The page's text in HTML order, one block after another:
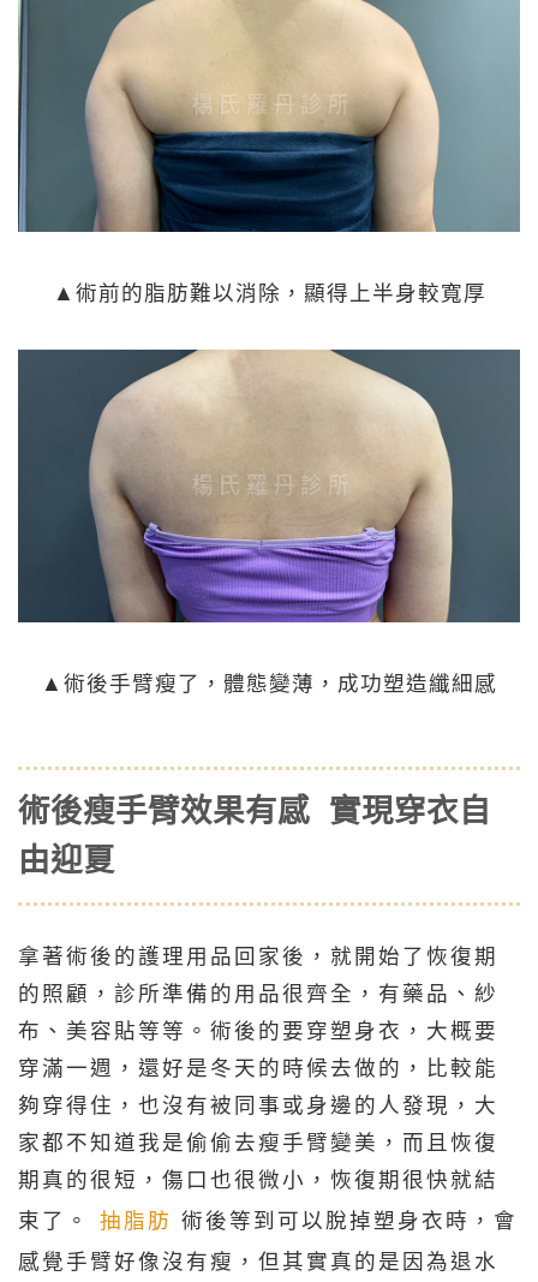
▲術前的脂肪難以消除，顯得上半身較寬厚
▲術後手臂瘦了，體態變薄，成功塑造纖細感
術後瘦手臂效果有感 實現穿衣自
由迎夏
拿著術後的護理用品回家後，就開始了恢復期
的照顧，診所準備的用品很齊全，有藥品、紗
布、美容貼等等。術後的要穿塑身衣，大概要
穿滿一週，還好是冬天的時候去做的，比較能
夠穿得住，也沒有被同事或身邊的人發現，大
家都不知道我是偷偷去瘦手臂變美，而且恢復
期真的很短，傷口也很微小，恢復期很快就結
束了。
抽脂肪 術後等到可以脫掉塑身衣時，會
感覺手臂好像沒有瘦，但其實真的是因為退水